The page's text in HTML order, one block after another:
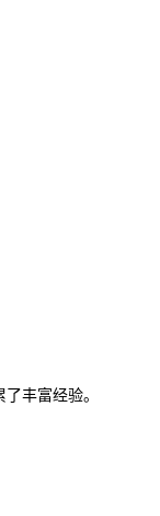
丰富经验。